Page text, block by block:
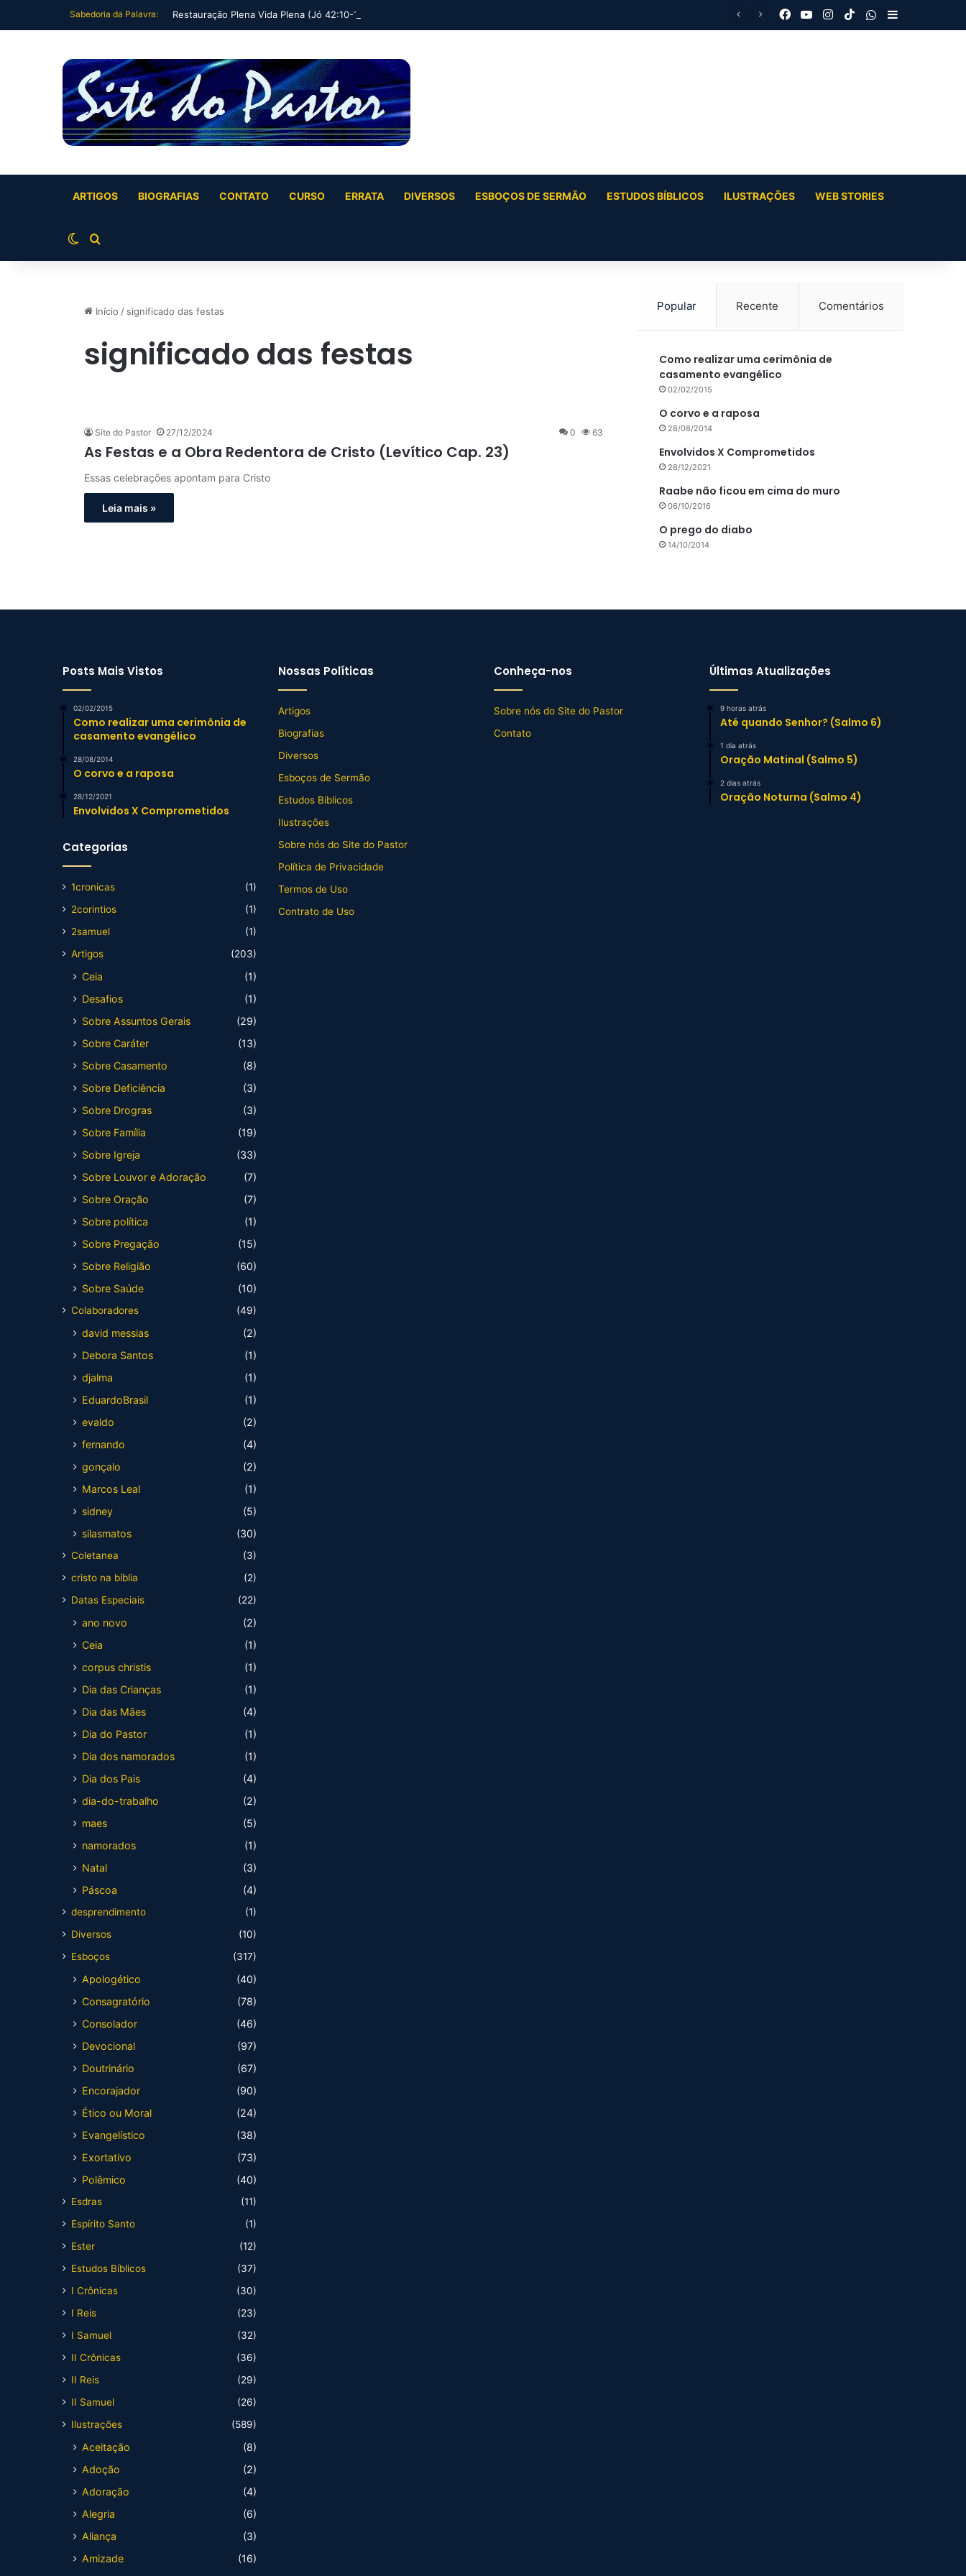
Sabedoria da Palavra: Restauração Plena Vida Plena (Jó 42:10-17) Facebook
YouTubeInstagram
TikTokWhatsApp
Barra Lateral
ARTIGOS BIOGRAFIAS CONTATO CURSO ERRATA DIVERSOS ESBOÇOS DE SERMÃO ESTUDOS BÍBLICOS ILUSTRAÇÕES WEB STORIES
Switch skin
Buscar por
Início / significado das festas
significado das festas
Site do Pastor 27/12/2024 0 63
As Festas e a Obra Redentora de Cristo (Levítico Cap. 23)
Essas celebrações apontam para Cristo
Leia mais »
Popular Recente Comentários
Como realizar uma cerimônia de
casamento evangélico
02/02/2015
O corvo e a raposa
28/08/2014
Envolvidos X Comprometidos
28/12/2021
Raabe não ficou em cima do muro
06/10/2016
O prego do diabo
14/10/2014
Posts Mais Vistos
02/02/2015
Como realizar uma cerimônia de
casamento evangélico
28/08/2014
O corvo e a raposa
28/12/2021
Envolvidos X Comprometidos
Categorias
1cronicas
(1)
2corintios
(1)
2samuel
(1)
Artigos
(203)
Ceia
(1)
Desafios
(1)
Sobre Assuntos Gerais
(29)
Sobre Caráter
(13)
Sobre Casamento
(8)
Sobre Deficiência
(3)
Sobre Drogras
(3)
Sobre Família
(19)
Sobre Igreja
(33)
Sobre Louvor e Adoração
(7)
Sobre Oração
(7)
Sobre política
(1)
Sobre Pregação
(15)
Sobre Religião
(60)
Sobre Saúde
(10)
Colaboradores (49)
david messias
(2)
Debora Santos
(1)
djalma
(1)
EduardoBrasil
(1)
evaldo
(2)
fernando
(4)
gonçalo
(2)
Marcos Leal
(1)
sidney
(5)
silasmatos
(30)
Coletanea
(3)
cristo na bíblia
(2)
Datas Especiais
(22)
ano novo
(2)
Ceia
(1)
corpus christis
(1)
Dia das Crianças
(1)
Dia das Mães
(4)
Dia do Pastor
(1)
Dia dos namorados
(1)
Dia dos Pais
(4)
dia-do-trabalho
(2)
maes
(5)
namorados
(1)
Natal
(3)
Páscoa
(4)
desprendimento
(1)
Diversos
(10)
Esboços
(317)
Apologético
(40)
Consagratório
(78)
Consolador
(46)
Devocional
(97)
Doutrinário
(67)
Encorajador
(90)
Ético ou Moral
(24)
Evangelístico
(38)
Exortativo
(73)
Polêmico
(40)
Esdras
(11)
Espírito Santo
(1)
Ester
(12)
Estudos Bíblicos
(37)
I Crônicas
(30)
I Reis
(23)
I Samuel
(32)
II Crônicas
(36)
II Reis
(29)
II Samuel
(26)
Ilustrações
(589)
Aceitação
(8)
Adoção
(2)
Adoração
(4)
Alegria
(6)
Aliança
(3)
Amizade
(16)
Nossas Políticas
Artigos
Biografias
Diversos
Esboços de Sermão
Estudos Bíblicos
Ilustrações
Sobre nós do Site do Pastor
Política de Privacidade
Termos de Uso
Contrato de Uso
Conheça-nos
Sobre nós do Site do Pastor
Contato
Últimas Atualizações
9 horas atrás
Até quando Senhor? (Salmo 6)
1 dia atrás
Oração Matinal (Salmo 5)
2 dias atrás
Oração Noturna (Salmo 4)